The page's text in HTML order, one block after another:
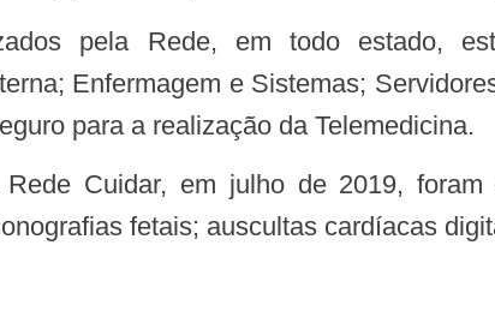
Enfermagem e Sistemas;
para a realização da Telemedicina.
fetais; auscultas cardíacas